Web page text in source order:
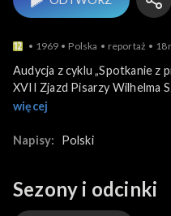
1969 Polska reportaż
Audycja z cyklu „Spotkanie z
XVII Zjazd Pisarzy Wilhelma
Stanisława Horaka, z
przez przedstawiciela
środowiskiem pracowniczym,
literackiego, tematyki
więcej
Napisy: Polski
Sezony i odcinki